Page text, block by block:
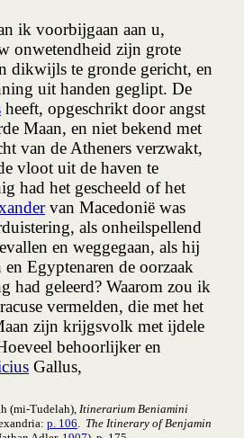
ik voorbijgaan aan u,
onwetendheid zijn grote
dikwijls te gronde gericht, en
uit handen geglipt. De
heeft, opgeschrikt door angst
Maan, en niet bekend met
van de Atheners verzwakt,
vloot uit de haven te
had het gescheeld of het
van Macedonië was
als onheilspellend
en weggegaan, als hij
Egyptenaren de oorzaak
had geleerd? Waarom zou ik
vermelden, die met het
zijn krijgsvolk met ijdele
behoorlijker en
Gallus,
(mi-Tudelah), Itinerarium Beniamini
p. 106. The Itinerary of Benjamin